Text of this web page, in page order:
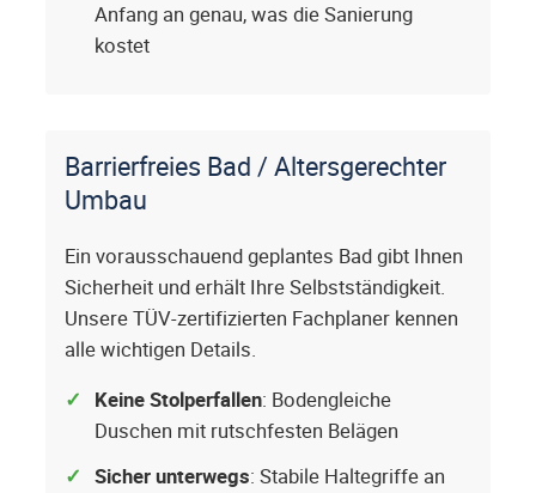
Anfang an genau, was die Sanierung
kostet
Barrierfreies Bad / Altersgerechter
Umbau
Ein vorausschauend geplantes Bad gibt Ihnen
Sicherheit und erhält Ihre Selbstständigkeit.
Unsere TÜV-zertifizierten Fachplaner kennen
alle wichtigen Details.
Keine Stolperfallen: Bodengleiche
Duschen mit rutschfesten Belägen
Sicher unterwegs: Stabile Haltegriffe an